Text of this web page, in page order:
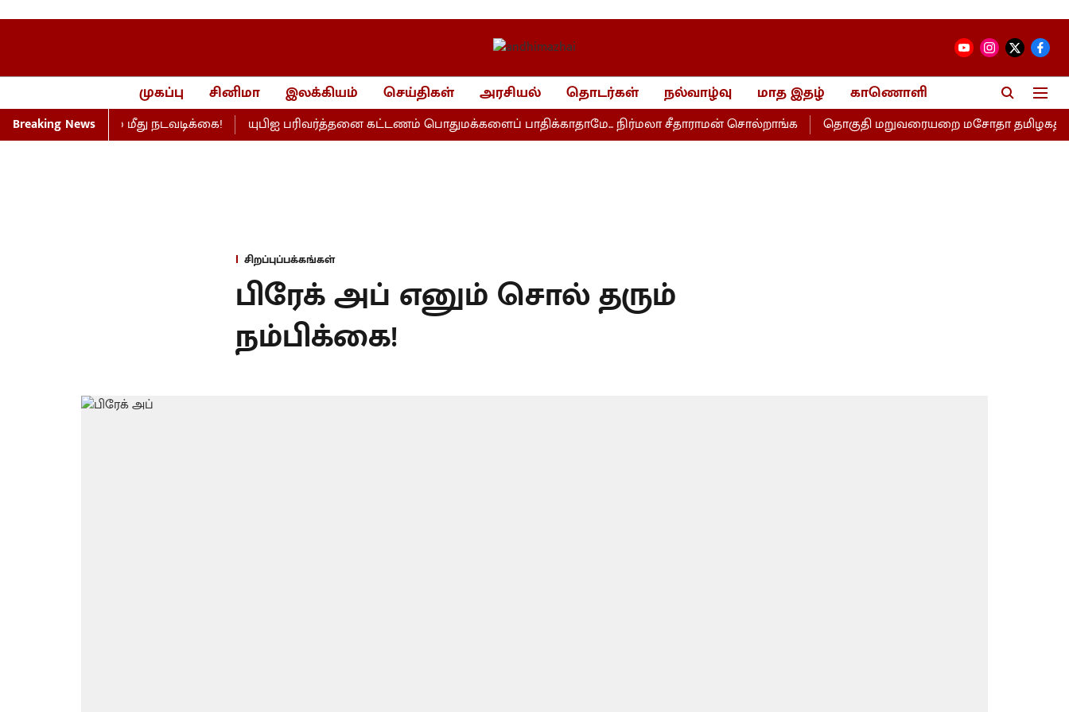
முகப்பு சினிமா இலக்கியம் செய்திகள் அரசியல் தொடர்கள் நல்வாழ்வு மாத இதழ் காணொளி
Breaking News
நிறுவனம் மீது நடவடிக்கை! யுபிஐ பரிவர்த்தனை கட்டணம் பொதுமக்களைப் பாதிக்காதாமே... நிர்மலா சீதாராமன் சொல்றாங்க தொகுதி மறுவரையறை மசோதா தமிழகத்திற்கு
சிறப்புப்பக்கங்கள்
பிரேக் அப் எனும் சொல் தரும்
நம்பிக்கை!